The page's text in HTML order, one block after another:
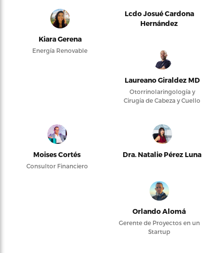
Kiara Gerena
Energía Renovable
Lcdo Josué Cardona
Hernández
Laureano Giraldez MD
Otorrinolaringología y
Cirugía de Cabeza y Cuello
Moises Cortés
Consultor Financiero
Dra. Natalie Pérez Luna
Orlando Alomá
Gerente de Proyectos en un
Startup